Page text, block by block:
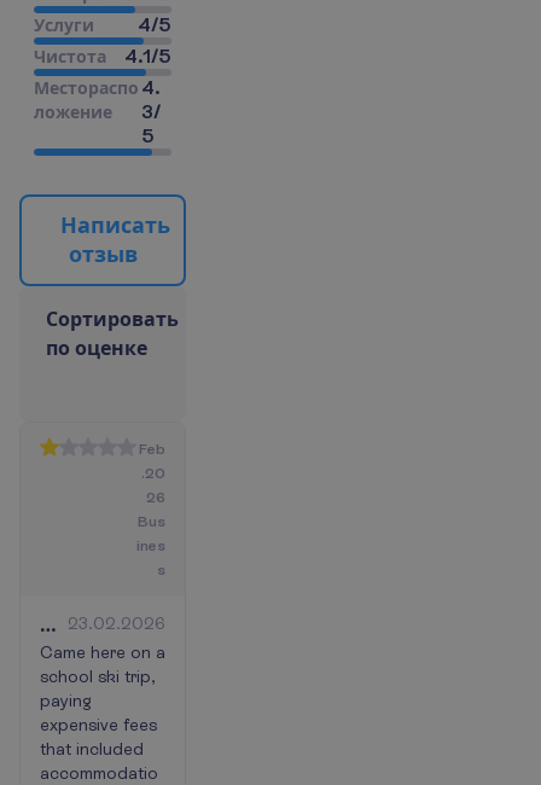
Услуги 4/5
Чистота 4.1/5
Местораспо
ложение
4.
3/
5
Написать
отзыв
Сортировать
по оценке
Feb
.20
26
Bus
ines
s
DO
NOT
STAY
—
no
redeeming
23.02.2026
Came here on a
school ski trip,
paying
expensive fees
that included
accommodatio